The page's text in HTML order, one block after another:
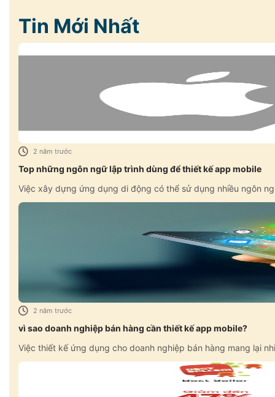
Tin Mới Nhất
2 năm trước
Top những ngôn ngữ lập trình dùng để thiết kế app mobile
Việc xây dựng ứng dụng di động có thể sử dụng nhiều ngôn
2 năm trước
vì sao doanh nghiệp bán hàng cần thiết kế app mobile?
Việc thiết kế ứng dụng cho doanh nghiệp bán hàng mang lại